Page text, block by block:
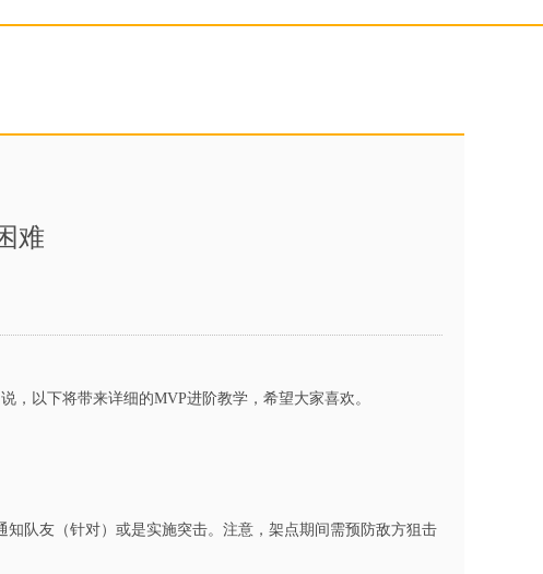
难
以下将带来详细的MVP进阶教学，希望大家喜欢。
队友（针对）或是实施突击。注意，架点期间需预防敌方狙击